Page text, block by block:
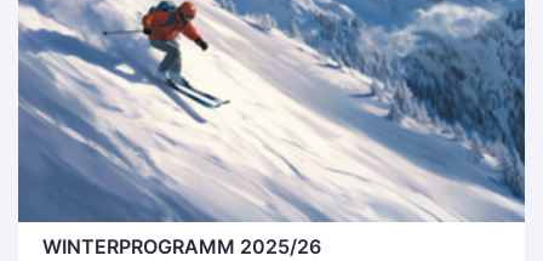
WINTERPROGRAMM 2025/26